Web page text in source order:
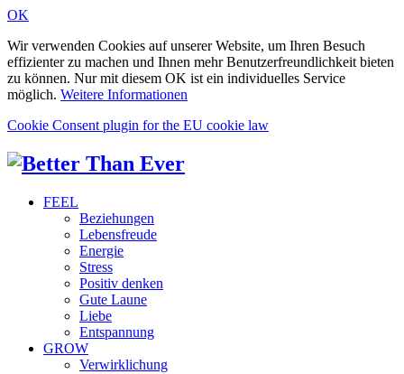
OK
Wir verwenden Cookies auf unserer Website, um Ihren Besuch
effizienter zu machen und Ihnen mehr Benutzerfreundlichkeit bieten
zu können. Nur mit diesem OK ist ein individuelles Service
möglich. Weitere Informationen
Cookie Consent plugin for the EU cookie law
FEEL
Beziehungen
Lebensfreude
Energie
Stress
Positiv denken
Gute Laune
Liebe
Entspannung
GROW
Verwirklichung